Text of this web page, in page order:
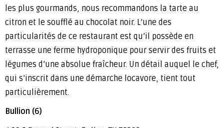
les plus gourmands, nous recommandons la tarte au
citron et le soufflé au chocolat noir. L’une des
particularités de ce restaurant est qu’il possède en
terrasse une ferme hydroponique pour servir des fruits et
légumes d’une absolue fraîcheur. Un détail auquel le chef,
qui s’inscrit dans une démarche locavore, tient tout
particulièrement.
Bullion (6)